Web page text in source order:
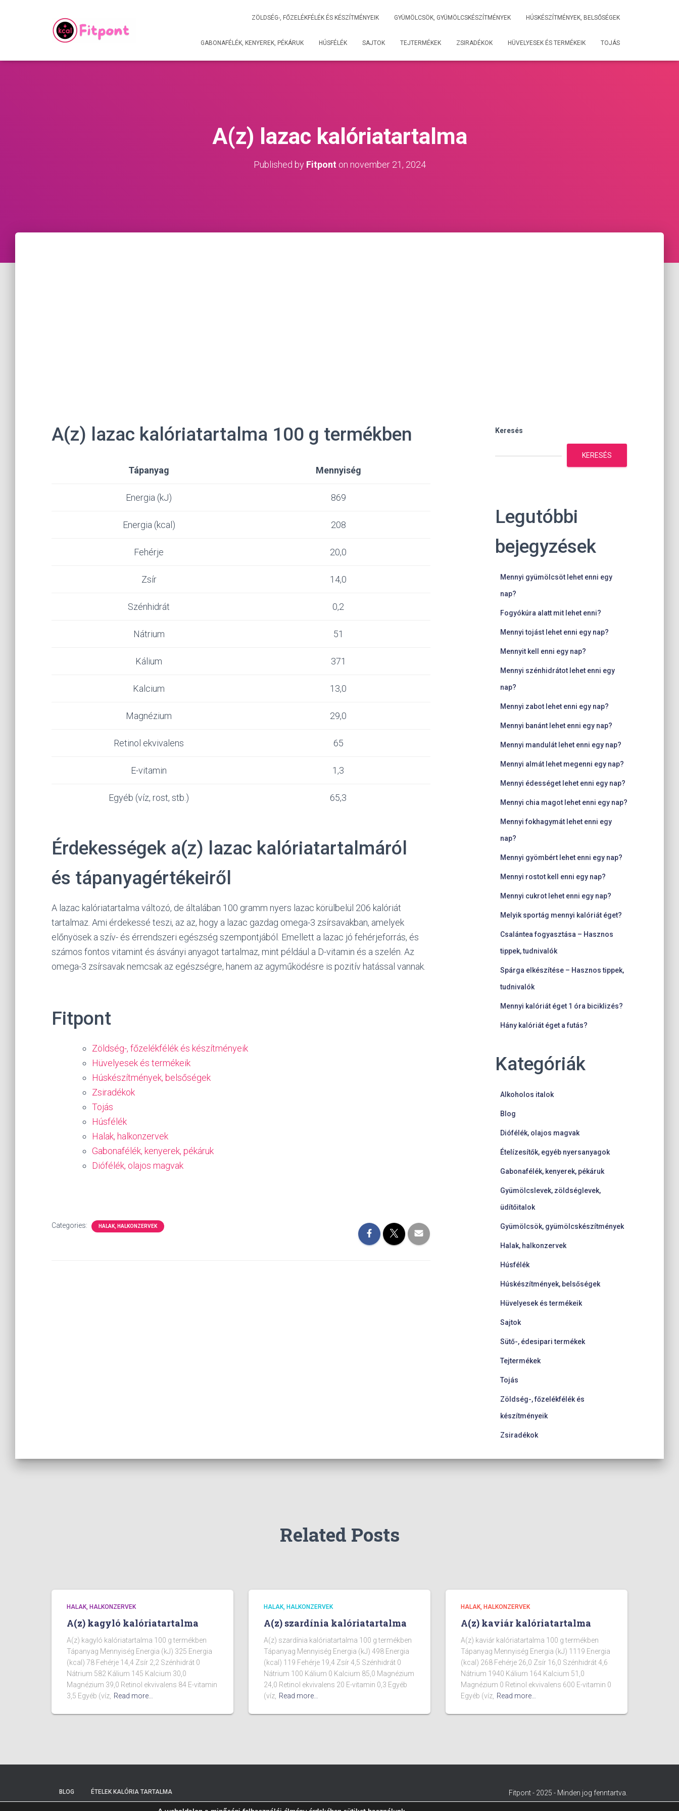
ZÖLDSÉG-, FŐZELÉKFÉLÉK ÉS KÉSZÍTMÉNYEIK GYÜMÖLCSÖK, GYÜMÖLCSKÉSZÍTMÉNYEK HÚSKÉSZÍTMÉNYEK, BELSŐSÉGEK
GABONAFÉLÉK, KENYEREK, PÉKÁRUK HÚSFÉLÉK SAJTOK TEJTERMÉKEK ZSIRADÉKOK HÜVELYESEK ÉS TERMÉKEIK TOJÁS
A(z) lazac kalóriatartalma
Published by Fitpont on november 21, 2024
A(z) lazac kalóriatartalma 100 g termékben
Tápanyag Mennyiség
Energia (kJ) 869
Energia (kcal) 208
Fehérje 20,0
Zsír 14,0
Szénhidrát 0,2
Nátrium 51
Kálium 371
Kalcium 13,0
Magnézium 29,0
Retinol ekvivalens 65
E-vitamin 1,3
Egyéb (víz, rost, stb.) 65,3
Érdekességek a(z) lazac kalóriatartalmáról
és tápanyagértékeiről
A lazac kalóriatartalma változó, de általában 100 gramm nyers lazac körülbelül 206 kalóriát
tartalmaz. Ami érdekessé teszi, az az, hogy a lazac gazdag omega-3 zsírsavakban, amelyek
előnyösek a szív- és érrendszeri egészség szempontjából. Emellett a lazac jó fehérjeforrás, és
számos fontos vitamint és ásványi anyagot tartalmaz, mint például a D-vitamin és a szelén. Az
omega-3 zsírsavak nemcsak az egészségre, hanem az agyműködésre is pozitív hatással vannak.
Fitpont
Zöldség-, főzelékfélék és készítményeik
Hüvelyesek és termékeik
Húskészítmények, belsőségek
Zsiradékok
Tojás
Húsfélék
Halak, halkonzervek
Gabonafélék, kenyerek, pékáruk
Diófélék, olajos magvak
Categories: HALAK, HALKONZERVEK
Keresés
KERESÉS
Legutóbbi
bejegyzések
Mennyi gyümölcsöt lehet enni egy
nap?
Fogyókúra alatt mit lehet enni?
Mennyi tojást lehet enni egy nap?
Mennyit kell enni egy nap?
Mennyi szénhidrátot lehet enni egy
nap?
Mennyi zabot lehet enni egy nap?
Mennyi banánt lehet enni egy nap?
Mennyi mandulát lehet enni egy nap?
Mennyi almát lehet megenni egy nap?
Mennyi édességet lehet enni egy nap?
Mennyi chia magot lehet enni egy nap?
Mennyi fokhagymát lehet enni egy
nap?
Mennyi gyömbért lehet enni egy nap?
Mennyi rostot kell enni egy nap?
Mennyi cukrot lehet enni egy nap?
Melyik sportág mennyi kalóriát éget?
Csalántea fogyasztása – Hasznos
tippek, tudnivalók
Spárga elkészítése – Hasznos tippek,
tudnivalók
Mennyi kalóriát éget 1 óra biciklizés?
Hány kalóriát éget a futás?
Kategóriák
Alkoholos italok
Blog
Diófélék, olajos magvak
Ételízesítők, egyéb nyersanyagok
Gabonafélék, kenyerek, pékáruk
Gyümölcslevek, zöldséglevek,
üdítőitalok
Gyümölcsök, gyümölcskészítmények
Halak, halkonzervek
Húsfélék
Húskészítmények, belsőségek
Hüvelyesek és termékeik
Sajtok
Sütő-, édesipari termékek
Tejtermékek
Tojás
Zöldség-, főzelékfélék és
készítményeik
Zsiradékok
Related Posts
HALAK, HALKONZERVEK
A(z) kagyló kalóriatartalma
A(z) kagyló kalóriatartalma 100 g termékben
Tápanyag Mennyiség Energia (kJ) 325 Energia
(kcal) 78 Fehérje 14,4 Zsír 2,2 Szénhidrát 0
Nátrium 582 Kálium 145 Kalcium 30,0
Magnézium 39,0 Retinol ekvivalens 84 E-vitamin
3,5 Egyéb (víz, Read more…
HALAK, HALKONZERVEK
A(z) szardínia kalóriatartalma
A(z) szardínia kalóriatartalma 100 g termékben
Tápanyag Mennyiség Energia (kJ) 498 Energia
(kcal) 119 Fehérje 19,4 Zsír 4,5 Szénhidrát 0
Nátrium 100 Kálium 0 Kalcium 85,0 Magnézium
24,0 Retinol ekvivalens 20 E-vitamin 0,3 Egyéb
(víz, Read more…
HALAK, HALKONZERVEK
A(z) kaviár kalóriatartalma
A(z) kaviár kalóriatartalma 100 g termékben
Tápanyag Mennyiség Energia (kJ) 1119 Energia
(kcal) 268 Fehérje 26,0 Zsír 16,0 Szénhidrát 4,6
Nátrium 1940 Kálium 164 Kalcium 51,0
Magnézium 0 Retinol ekvivalens 600 E-vitamin 0
Egyéb (víz, Read more…
BLOG ÉTELEK KALÓRIA TARTALMA Fitpont - 2025 - Minden jog fenntartva.